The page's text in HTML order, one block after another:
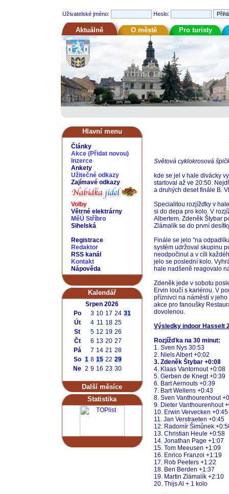
Uživatelské jméno: Heslo:
Aktuálně O městě Pro turisty
Hlavní menu
Články
Akce (Přidat novou)
Inzerce
Ankety
Užitečné odkazy
Zajímavé odkazy
Volby
Větrné elektrárny
MěÚ Stříbro
Sihelská
Registrace
Redaktor
RSS kanál
Kontakt
Nápověda
Kalendář
Srpen 2026
Po
3 10 17 24 31
Út
4 11 18 25
St
5 12 19 26
Čt
6 13 20 27
Pá
7 14 21 28
So 1 8 15 22 29
Ne 2 9 16 23 30
Další měsíce
Statistika
Světová cyklokrosová
kde se jel v hale divácky
startoval až ve 20:50.
a druhých deset finále B.
Specialitou rozjížďky v
si do depa pro kolo. V
Albertem. Zdeněk Štybar
Zlámalík se do první
Finále se jelo "na
systém udržoval skupinu
neodpočinul a v cíli
jelo se poslední kolo.
hale nadšeně reagovalo
Zdeněk jede v sobotu
Ervin loučí s kariérou. V
příznivci na náměstí v
akce pro fanoušky
dovolenou.
Výsledky indoor Hasselt
Rozjížďka na 30 minut:
1. Sven Nys 30:53
2. Niels Albert +0:02
3. Zdeněk Štybar +0:08
4. Klaas Vantornout +0:08
5. Gerben de Knegt +0:39
6. Bart Aernouts +0:39
7. Bart Wellens +0:43
8. Sven Vanthourenhout
9. Dieter Vanthourenhout
10. Erwin Vervecken +0:45
11. Jan Verstraeten +0:45
12. Radomír Šimůnek
13. Christian Heule +0:58
14. Jonathan Page +1:07
15. Tom Meeusen +1:09
16. Enrico Franzoi +1:19
17. Rob Peeters +1:22
18. Ben Berden +1:37
19. Martin Zlámalík +2:10
20. Thijs Al + 1 kolo